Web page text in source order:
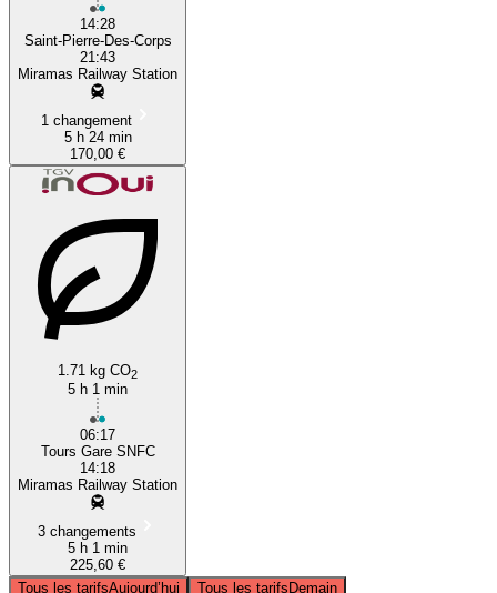
14:28
Saint-Pierre-Des-Corps
21:43
Miramas Railway Station
1 changement
5 h 24 min
170,00 €
1.71 kg CO2
5 h 1 min
06:17
Tours Gare SNFC
14:18
Miramas Railway Station
3 changements
5 h 1 min
225,60 €
Tous les tarifsAujourd’hui Tous les tarifsDemain